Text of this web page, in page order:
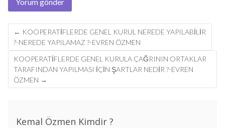
Post
navigation
← KOOPERATIFLERDE GENEL KURUL NEREDE YAPILABILIR
?-NEREDE YAPILAMAZ ?-EVREN ÖZMEN
KOOPERATIFLERDE GENEL KURULA ÇAĞRININ ORTAKLAR
TARAFINDAN YAPILMASI IÇIN ŞARTLAR NEDIR ?-EVREN
ÖZMEN →
Kemal Özmen Kimdir ?